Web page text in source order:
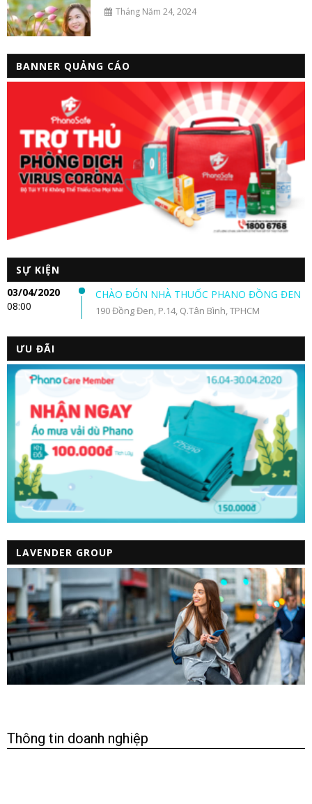
Tháng Năm 24, 2024
BANNER QUẢNG CÁO
SỰ KIỆN
03/04/2020
08:00
CHÀO ĐÓN NHÀ THUỐC PHANO ĐỒNG ĐEN
190 Đồng Đen, P.14, Q.Tân Bình, TPHCM
ƯU ĐÃI
LAVENDER GROUP
Thông tin doanh nghiệp